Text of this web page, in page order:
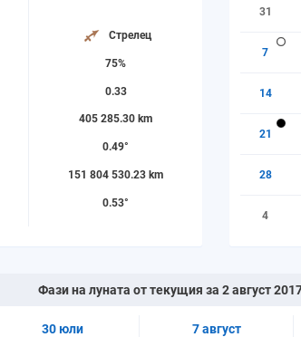
Стрелец
75%
0.33
405 285.30 km
0.49°
151 804 530.23 km
0.53°
31
7
14
21
28
4
Фази на луната от текущия за 2 август
30 юли 7 август